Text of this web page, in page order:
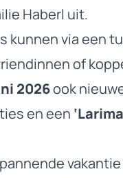
Haberl uit.
kunnen via een
of
2026ook
en een